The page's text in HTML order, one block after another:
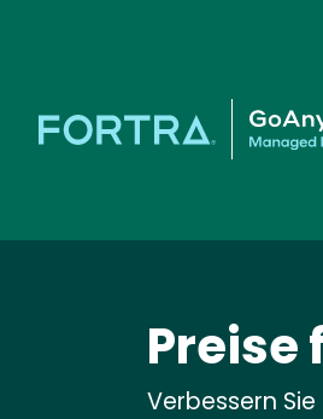
Preise
Verbessern